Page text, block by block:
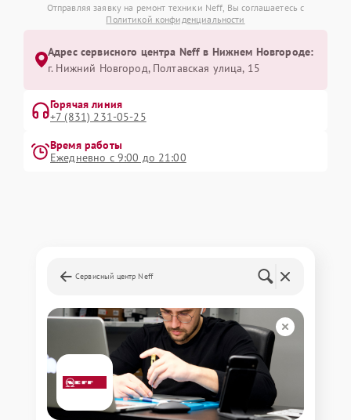
Отправляя заявку на ремонт техники Neff, Вы соглашаетесь с
Политикой конфиденциальности
Адрес сервисного центра Neff в Нижнем Новгороде:
г. Нижний Новгород, Полтавская улица, 15
Горячая линия
+7 (831) 231-05-25
Время работы
Ежедневно с 9:00 до 21:00
Сервисный центр Neff